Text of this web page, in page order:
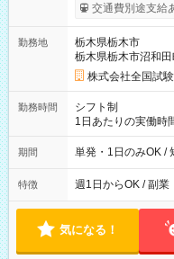
※勤務回数により
り！】 希望される
例】 ・河合塾模擬
×8時間＝日収
円の場合あり ・国
円（役割手当＋100円
間】試用期間なし
交通費別途支給
勤務地
栃木県栃木市
栃木県栃木市沼和田
株式会社全国試
勤務時間
シフト制
1日あたりの実働時
間は 試験により
期間 単発・1日のみOK /
特徴 週1日からOK / 副業
気になる！